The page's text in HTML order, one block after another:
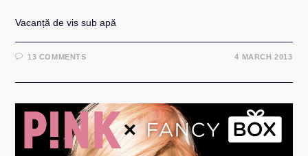
Vacanță de vis sub apă
13 COMMENTS 4 MARCH 2013